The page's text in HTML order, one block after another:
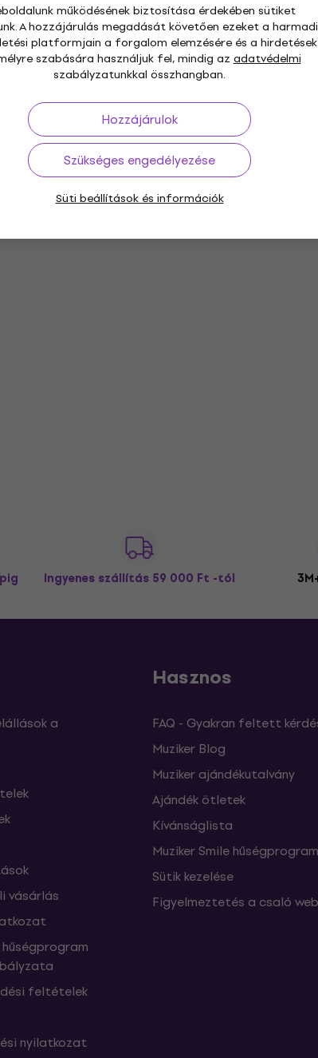
működésének biztosítása érdekében sütiket
A hozzájárulás megadását követően ezeket a
platformjain a forgalom elemzésére és a hirdetések
szabására használjuk fel, mindig az adatvédelmi
szabályzatunkkal összhangban.
Hozzájárulok
Szükséges engedélyezése
Süti beállítások és információk
Ingyenes szállítás 59 000 Ft -tól
a
vásárlás
hűségprogram
feltételek
nyilatkozat
Hasznos
FAQ - Gyakran feltett
Muziker Blog
Muziker ajándékutalvány
Ajándék ötletek
Kívánságlista
Muziker Smile hűségprogram
Sütik kezelése
Figyelmeztetés a csaló